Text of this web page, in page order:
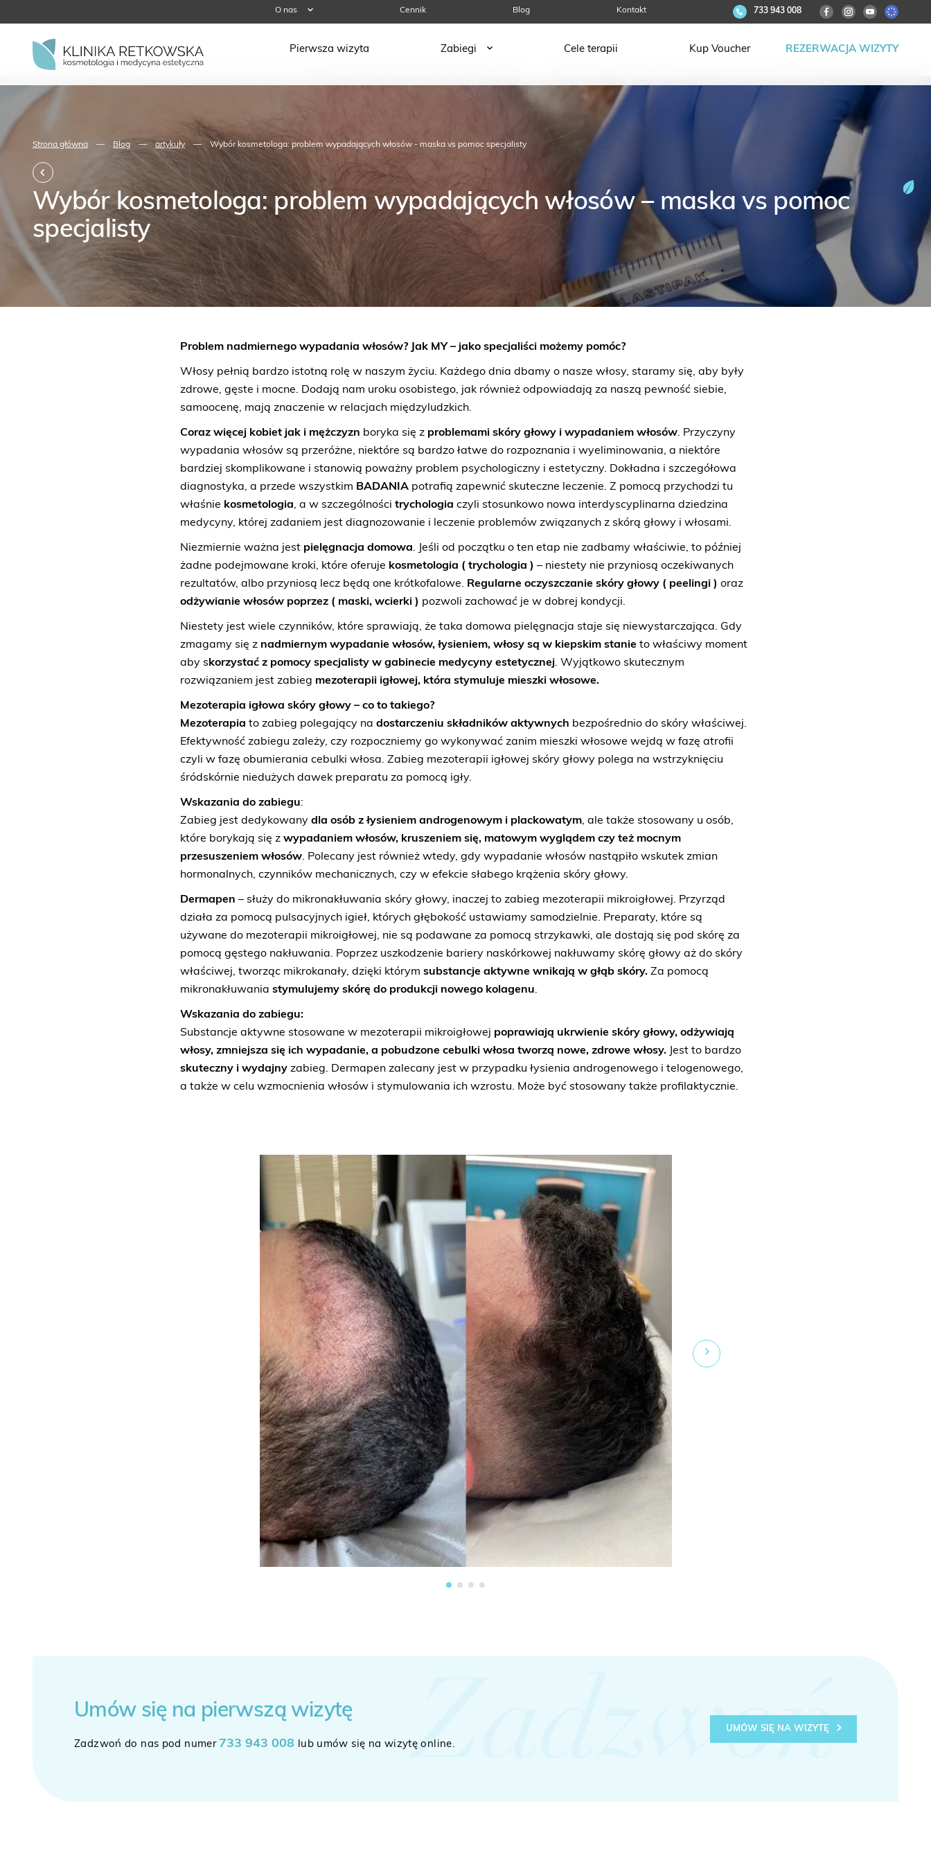
O nas Cennik Blog Kontakt 733 943 008
Pierwsza wizyta Zabiegi Cele terapii Kup Voucher REZERWACJA WIZYTY
Strona główna — Blog — artykuły — Wybór kosmetologa: problem wypadających włosów - maska vs pomoc specjalisty
Wybór kosmetologa: problem wypadających włosów – maska vs pomoc
specjalisty
Problem nadmiernego wypadania włosów? Jak MY – jako specjaliści możemy pomóc?
Włosy pełnią bardzo istotną rolę w naszym życiu. Każdego dnia dbamy o nasze włosy, staramy się, aby były
zdrowe, gęste i mocne. Dodają nam uroku osobistego, jak również odpowiadają za naszą pewność siebie,
samoocenę, mają znaczenie w relacjach międzyludzkich.
Coraz więcej kobiet jak i mężczyzn boryka się z problemami skóry głowy i wypadaniem włosów. Przyczyny
wypadania włosów są przeróżne, niektóre są bardzo łatwe do rozpoznania i wyeliminowania, a niektóre
bardziej skomplikowane i stanowią poważny problem psychologiczny i estetyczny. Dokładna i szczegółowa
diagnostyka, a przede wszystkim BADANIA potrafią zapewnić skuteczne leczenie. Z pomocą przychodzi tu
właśnie kosmetologia, a w szczególnościtrychologia czyli stosunkowo nowa interdyscyplinarna dziedzina
medycyny, której zadaniem jest diagnozowanie i leczenie problemów związanych z skórą głowy i włosami.
Niezmiernie ważna jest pielęgnacja domowa. Jeśli od początku o ten etap nie zadbamy właściwie, to później
żadne podejmowane kroki, które oferuje kosmetologia ( trychologia ) – niestety nie przyniosą oczekiwanych
rezultatów, albo przyniosą lecz będą one krótkofalowe. Regularne oczyszczanie skóry głowy ( peelingi ) oraz
odżywianie włosów poprzez ( maski, wcierki ) pozwoli zachować je w dobrej kondycji.
Niestety jest wiele czynników, które sprawiają, że taka domowa pielęgnacja staje się niewystarczająca. Gdy
zmagamy się z nadmiernym wypadanie włosów, łysieniem, włosy są w kiepskim stanie to właściwy moment
aby s korzystać z pomocy specjalisty w gabinecie medycyny estetycznej. Wyjątkowo skutecznym
rozwiązaniem jest zabieg mezoterapii igłowej, która stymuluje mieszki włosowe.
Mezoterapia igłowa skóry głowy – co to takiego?
Mezoterapia to zabieg polegający nadostarczeniu składników aktywnych bezpośrednio do skóry właściwej.
Efektywność zabiegu zależy, czy rozpoczniemy go wykonywać zanim mieszki włosowe wejdą w fazę atrofii
czyli w fazę obumierania cebulki włosa. Zabieg mezoterapii igłowej skóry głowy polega na wstrzyknięciu
śródskórnie niedużych dawek preparatu za pomocą igły.
Wskazania do zabiegu:
Zabieg jest dedykowanydla osób z łysieniem androgenowym i plackowatym, ale także stosowany u osób,
które borykają się zwypadaniem włosów, kruszeniem się, matowym wyglądem czy też mocnym
przesuszeniem włosów. Polecany jest również wtedy, gdy wypadanie włosów nastąpiło wskutek zmian
hormonalnych, czynników mechanicznych, czy w efekcie słabego krążenia skóry głowy.
Dermapen – służy do mikronakłuwania skóry głowy, inaczej to zabieg mezoterapii mikroigłowej. Przyrząd
działa za pomocą pulsacyjnych igieł, których głębokość ustawiamy samodzielnie. Preparaty, które są
używane do mezoterapii mikroigłowej, nie są podawane za pomocą strzykawki, ale dostają się pod skórę za
pomocą gęstego nakłuwania. Poprzez uszkodzenie bariery naskórkowej nakłuwamy skórę głowy aż do skóry
właściwej, tworząc mikrokanały, dzięki którymsubstancje aktywne wnikają w głąb skóry.Za pomocą
mikronakłuwaniastymulujemy skórę do produkcji nowego kolagenu.
Wskazania do zabiegu:
Substancje aktywne stosowane w mezoterapii mikroigłowej poprawiają ukrwienie skóry głowy, odżywiają
włosy, zmniejsza się ich wypadanie, a pobudzone cebulki włosa tworzą nowe, zdrowe włosy. Jest to bardzo
skuteczny i wydajny zabieg. Dermapen zalecany jest w przypadku łysienia androgenowego i telogenowego,
a także w celu wzmocnienia włosów i stymulowania ich wzrostu. Może być stosowany także profilaktycznie.
Umów się na pierwszą wizytę
Zadzwoń do nas pod numer 733 943 008 lub umów się na wizytę online.
UMÓW SIĘ NA WIZYTĘ
Zadzwoń